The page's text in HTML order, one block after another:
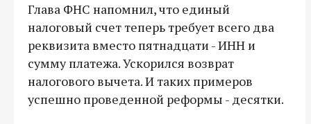
Глава ФНС напомнил, что единый
налоговый счет теперь требует всего два
реквизита вместо пятнадцати - ИНН и
сумму платежа. Ускорился возврат
налогового вычета. И таких примеров
успешно проведенной реформы - десятки.